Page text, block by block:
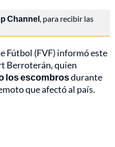
Channel, para recibir las
Fútbol (FVF) informó este
Berroterán, quien
los escombrosdurante
que afectó al país.